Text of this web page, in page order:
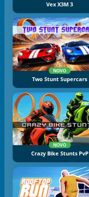
Vex X3M 3
NOVO
Two Stunt Supercars
NOVO
Crazy Bike Stunts PvP